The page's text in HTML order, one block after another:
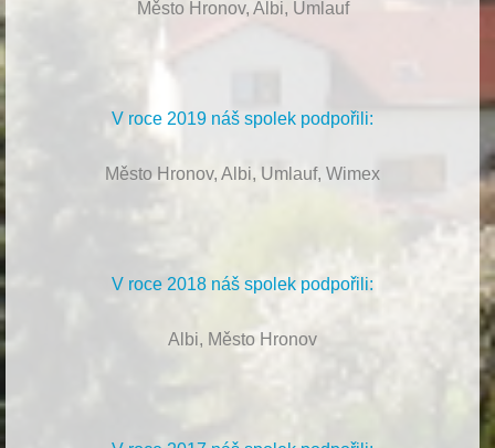
Město Hronov, Albi, Umlauf
V roce 2019 náš spolek podpořili:
Město Hronov, Albi, Umlauf, Wimex
V roce 2018 náš spolek podpořili:
Albi, Město Hronov